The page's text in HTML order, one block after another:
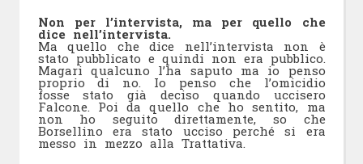
Non per l’intervista, ma per quello che
dice nell’intervista.
Ma quello che dice nell’intervista non è
stato pubblicato e quindi non era pubblico.
Magari qualcuno l’ha saputo ma io penso
proprio di no. Io penso che l’omicidio
fosse stato già deciso quando uccisero
Falcone. Poi da quello che ho sentito, ma
non ho seguito direttamente, so che
Borsellino era stato ucciso perché si era
messo in mezzo alla Trattativa.